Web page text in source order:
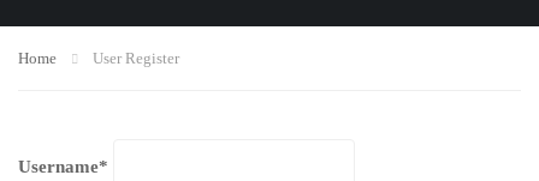
Home User Register
Username*